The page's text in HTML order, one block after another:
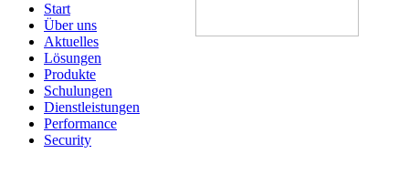
Start
Über uns
Aktuelles
Lösungen
Produkte
Schulungen
Dienstleistungen
Performance
Security